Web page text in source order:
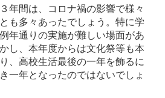
年間は、コロナ禍の影響で様々
も多々あったでしょう。特に学
年通りの実施が難しい場面があ
し、本年度からは文化祭等も本
、高校生活最後の一年を飾るに
一年となったのではないでしょ